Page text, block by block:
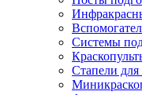
Системы
Стапели для